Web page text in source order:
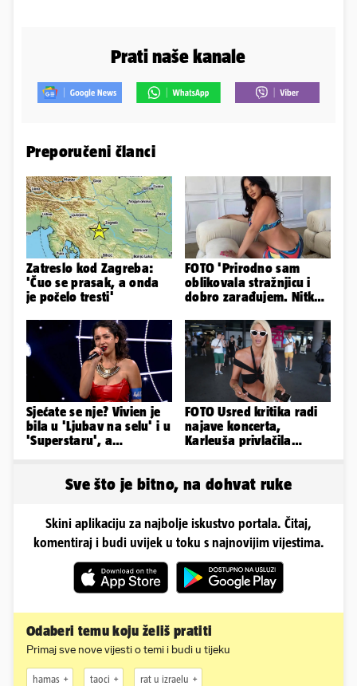
Prati naše kanale
Preporučeni članci
Zatreslo kod Zagreba:
'Čuo se prasak, a onda
je počelo tresti'
FOTO 'Prirodno sam
oblikovala stražnjicu i
dobro zarađujem. Nitko
Sjećate se nje? Vivien je
bila u 'Ljubav na selu' i u
'Superstaru', a
FOTO Usred kritika radi
najave koncerta,
Karleuša privlačila
Sve što je bitno, na dohvat ruke
Skini aplikaciju za najbolje iskustvo portala. Čitaj,
komentiraj i budi uvijek u toku s najnovijim vijestima.
Odaberi temu koju želiš pratiti
Primaj sve nove vijesti o temi i budi u tijeku
hamas taoci rat u izraelu